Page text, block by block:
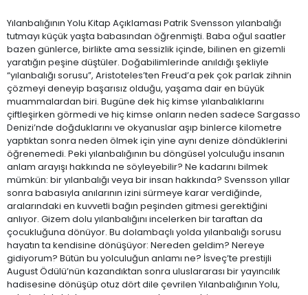
Yılanbalığının Yolu Kitap Açıklaması Patrik Svensson yılanbalığı
tutmayı küçük yaşta babasından öğrenmişti. Baba oğul saatler
bazen günlerce, birlikte ama sessizlik içinde, bilinen en gizemli
yaratığın peşine düştüler. Doğabilimlerinde anıldığı şekliyle
“yılanbalığı sorusu”, Aristoteles’ten Freud’a pek çok parlak zihnin
çözmeyi deneyip başarısız olduğu, yaşama dair en büyük
muammalardan biri. Bugüne dek hiç kimse yılanbalıklarını
çiftleşirken görmedi ve hiç kimse onların neden sadece Sargasso
Denizi’nde doğduklarını ve okyanuslar aşıp binlerce kilometre
yaptıktan sonra neden ölmek için yine aynı denize döndüklerini
öğrenemedi. Peki yılanbalığının bu döngüsel yolculuğu insanın
anlam arayışı hakkında ne söyleyebilir? Ne kadarını bilmek
mümkün: bir yılanbalığı veya bir insan hakkında? Svensson yıllar
sonra babasıyla anılarının izini sürmeye karar verdiğinde,
aralarındaki en kuvvetli bağın peşinden gitmesi gerektiğini
anlıyor. Gizem dolu yılanbalığını incelerken bir taraftan da
çocukluğuna dönüyor. Bu dolambaçlı yolda yılanbalığı sorusu
hayatın ta kendisine dönüşüyor: Nereden geldim? Nereye
gidiyorum? Bütün bu yolculuğun anlamı ne? İsveç’te prestijli
August Ödülü’nün kazandıktan sonra uluslararası bir yayıncılık
hadisesine dönüşüp otuz dört dile çevrilen Yılanbalığının Yolu,